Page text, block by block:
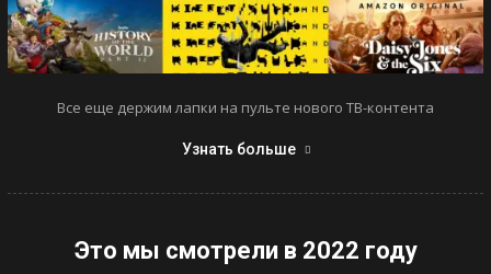
Все еще держим лапки на пульте нового ТВ-контента
Узнать больше
Это мы смотрели в 2022 году